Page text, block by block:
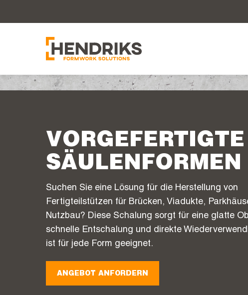
VORGEFERTIGTE
SÄULENFORMEN
Suchen Sie eine Lösung für die Herstellung von
Fertigteilstützen für Brücken, Viadukte,
Nutzbau? Diese Schalung sorgt für eine glatte
schnelle Entschalung und direkte
ist für jede Form geeignet.
ANGEBOT ANFORDERN